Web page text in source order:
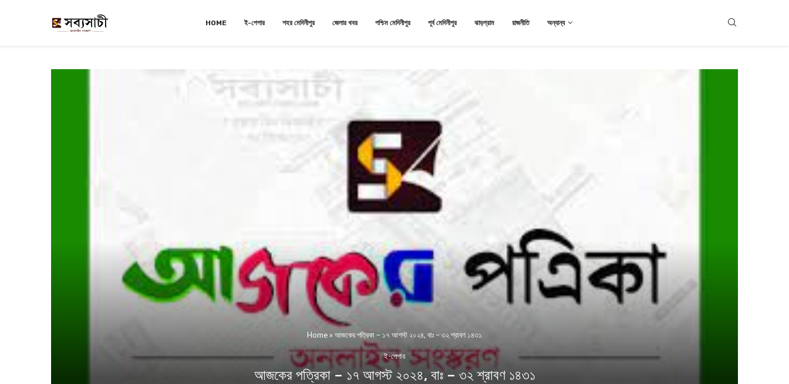
HOME ই-পেপার শহর মেদিনীপুর জেলার খবর পশ্চিম মেদিনীপুর পূর্ব মেদিনীপুর ঝাড়গ্রাম রাজনীতি অন্যান্য
Home » আজকের পত্রিকা – ১৭ আগস্ট ২০২৪, বাঃ – ৩২ শ্রাবণ ১৪৩১
ই-পেপার
আজকের পত্রিকা – ১৭ আগস্ট ২০২৪, বাঃ – ৩২ শ্রাবণ ১৪৩১